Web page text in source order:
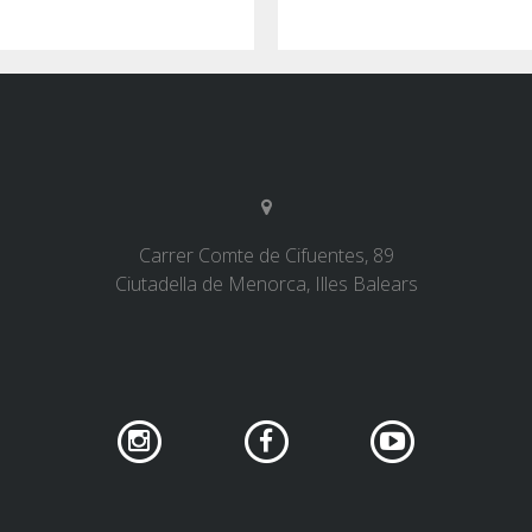
Carrer Comte de Cifuentes, 89
Ciutadella de Menorca, Illes Balears